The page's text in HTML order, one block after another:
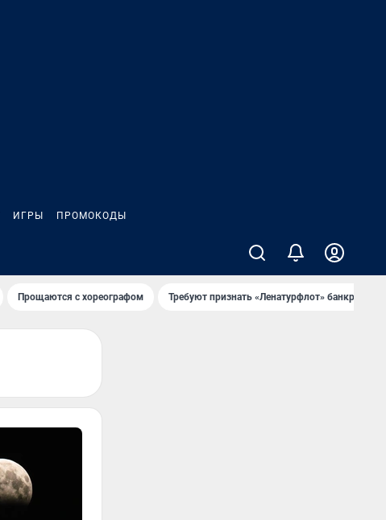
ИГРЫ ПРОМОКОДЫ
Прощаются с хореографом Требуют признать «Ленатурфлот» банкротом